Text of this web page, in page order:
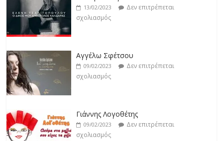
σχολιασμός
18/02/2023
Δεν επιτρέπεται
σχολιασμός
13/02/2023
Δεν επιτρέπεται
σχολιασμός
Αγγέλω Σφέτσου
09/02/2023
Δεν επιτρέπεται
σχολιασμός
Γιάννης Λογοθέτης
09/02/2023
Δεν επιτρέπεται
σχολιασμός